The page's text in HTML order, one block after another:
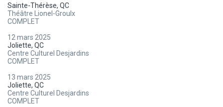
Sainte-Thérèse, QC
Théâtre Lionel-Groulx
COMPLET
12 mars 2025
Joliette, QC
Centre Culturel Desjardins
COMPLET
13 mars 2025
Joliette, QC
Centre Culturel Desjardins
COMPLET